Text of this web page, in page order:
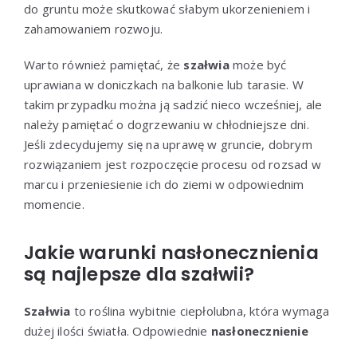
do gruntu może skutkować słabym ukorzenieniem i
zahamowaniem rozwoju.
Warto również pamiętać, że szałwiamoże być
uprawiana w doniczkach na balkonie lub tarasie. W
takim przypadku można ją sadzić nieco wcześniej, ale
należy pamiętać o dogrzewaniu w chłodniejsze dni.
Jeśli zdecydujemy się na uprawę w gruncie, dobrym
rozwiązaniem jest rozpoczęcie procesu od rozsad w
marcu i przeniesienie ich do ziemi w odpowiednim
momencie.
Jakie warunki nasłonecznienia
są najlepsze dla szałwii?
Szałwia to roślina wybitnie ciepłolubna, która wymaga
dużej ilości światła. Odpowiednie nasłonecznienie